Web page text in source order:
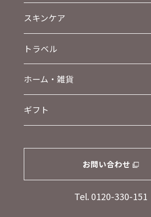
スキンケア
トラベル
ホーム・雑貨
ギフト
お問い合わせ
Tel. 0120-330-151